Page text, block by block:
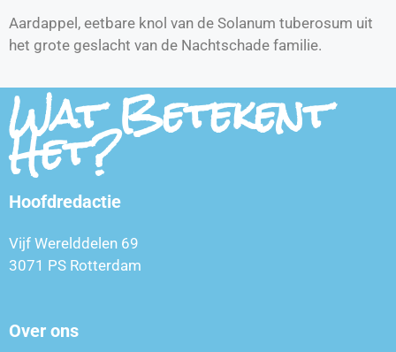
Aardappel, eetbare knol van de Solanum tuberosum uit
het grote geslacht van de Nachtschade familie.
Wat Betekent
Het?
Hoofdredactie
Vijf Werelddelen 69
3071 PS Rotterdam
Over ons